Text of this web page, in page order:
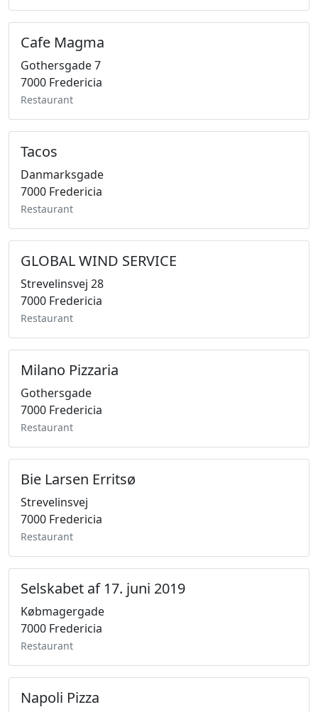
Cafe Magma
Gothersgade 7
7000 Fredericia
Restaurant
Tacos
Danmarksgade
7000 Fredericia
Restaurant
GLOBAL WIND SERVICE
Strevelinsvej 28
7000 Fredericia
Restaurant
Milano Pizzaria
Gothersgade
7000 Fredericia
Restaurant
Bie Larsen Erritsø
Strevelinsvej
7000 Fredericia
Restaurant
Selskabet af 17. juni 2019
Købmagergade
7000 Fredericia
Restaurant
Napoli Pizza